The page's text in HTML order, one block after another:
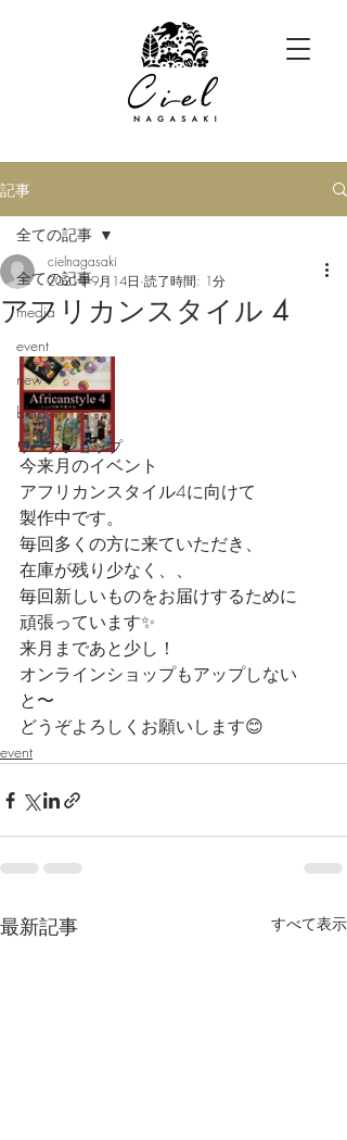
記事
全ての記事
media
event
new
blog
ワークショップ
全ての記事
アフリカンスタイル 4
cielnagasaki
2021年9月14日 読了時間: 1分
今来月のイベント
アフリカンスタイル4に向けて
製作中です。
毎回多くの方に来ていただき、
在庫が残り少なく、、
毎回新しいものをお届けするために
頑張っています✨
来月まであと少し！
オンラインショップもアップしない
と〜
どうぞよろしくお願いします😊
event
最新記事 すべて表示